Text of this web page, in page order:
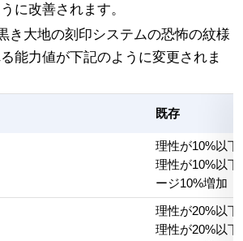
に改善されます。
き大地の刻印システムの恐怖の紋様
能力値が下記のように変更されま
既存
理性が10%以
理性が10%以
ージ10%増加
理性が20%以
理性が20%以